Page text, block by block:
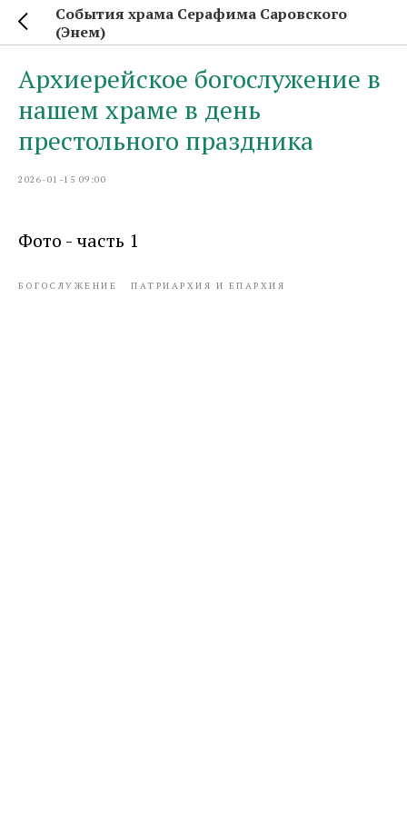
События храма Серафима Саровского
(Энем)
Архиерейское богослужение в
нашем храме в день
престольного праздника
2026-01-15 09:00
Фото - часть 1
БОГОСЛУЖЕНИЕ ПАТРИАРХИЯ И ЕПАРХИЯ